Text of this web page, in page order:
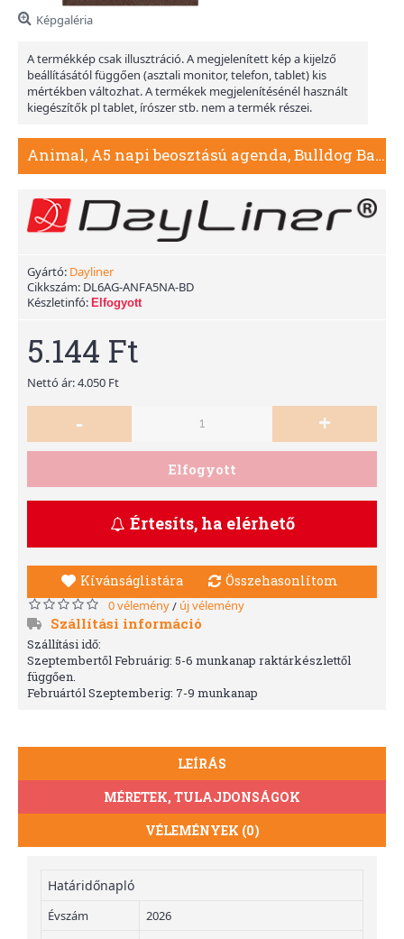
Képgaléria
A termékkép csak illusztráció. A megjelenített kép a kijelző
beállításától függően (asztali monitor, telefon, tablet) kis
mértékben változhat. A termékek megjelenítésénél használt
kiegészítők pl tablet, írószer stb. nem a termék részei.
Animal, A5 napi beosztású agenda, Bulldog Barna
Gyártó: Dayliner
Cikkszám: DL6AG-ANFA5NA-BD
Készletinfó: Elfogyott
5.144 Ft
Nettó ár: 4.050 Ft
- +
Elfogyott
Értesíts, ha elérhető
Kívánságlistára Összehasonlítom
0 vélemény/ új vélemény
Szállítási információ
Szállítási idő:
Szeptembertől Februárig: 5-6 munkanap raktárkészlettől
függően.
Februártól Szeptemberig: 7-9 munkanap
LEÍRÁS
MÉRETEK, TULAJDONSÁGOK
VÉLEMÉNYEK (0)
Határidőnapló
Évszám
2026